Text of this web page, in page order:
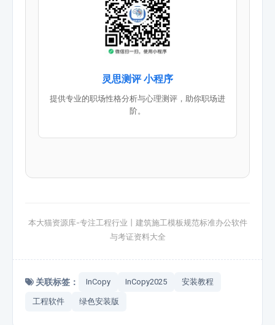
灵思测评 小程序
提供专业的职场性格分析与心理测评，助你职场进
阶。
本大猫资源库-专注工程行业丨建筑施工模板规范标准办公软件
与考证资料大全
关联标签： InCopy InCopy2025 安装教程
工程软件 绿色安装版